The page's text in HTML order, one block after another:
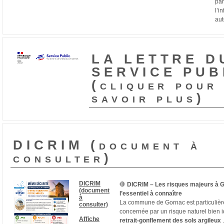
LA LETTRE
SERVICE
(cliquer pour
savoir plus)
DICRIM (document à
consulter)
DICRIM
(document
à
consulter)
Affiche
🛑 DICRIM – Les risques majeurs à
l’essentiel à connaître
La commune de Gornac est
concernée par un risque naturel bien
retrait-gonflement des sols argileux